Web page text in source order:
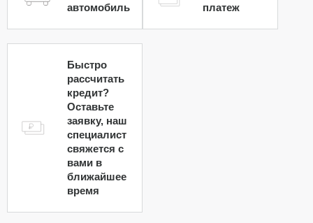
автомобиль
платеж
Быстро
рассчитать
кредит?
Оставьте
заявку, наш
специалист
свяжется с
вами в
ближайшее
время